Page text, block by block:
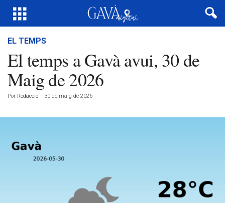
EL TEMPS
El temps a Gavà avui, 30 de
Maig de 2026
Por Redacció - 30 de maig de 2026